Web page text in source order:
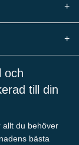
+
+
och
till din
allt du behöver
bästa